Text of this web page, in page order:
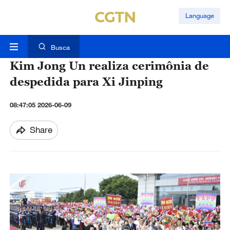
Language
Busca
Kim Jong Un realiza cerimônia de
despedida para Xi Jinping
08:47:05 2026-06-09
Share